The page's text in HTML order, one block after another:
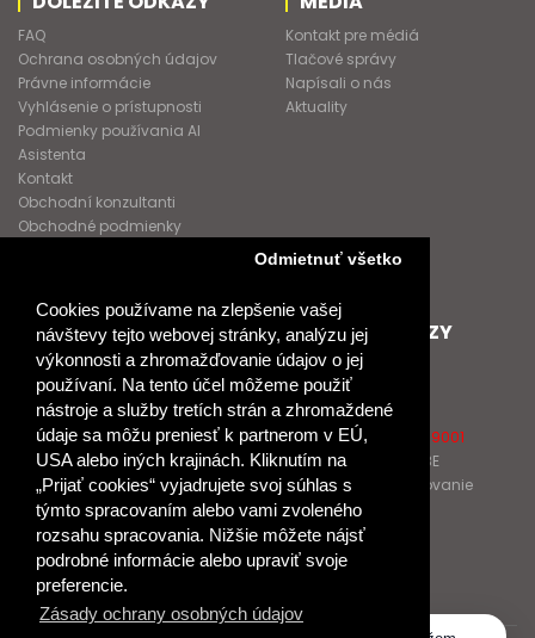
Cookies používame na zlepšenie vašej
návštevy tejto webovej stránky, analýzu jej
výkonnosti a zhromažďovanie údajov o jej
používaní. Na tento účel môžeme použiť
nástroje a služby tretích strán a zhromaždené
údaje sa môžu preniesť k partnerom v EÚ,
USA alebo iných krajinách. Kliknutím na
„Prijať cookies“ vyjadrujete svoj súhlas s
týmto spracovaním alebo vami zvoleného
rozsahu spracovania. Nižšie môžete nájsť
podrobné informácie alebo upraviť svoje
preferencie.
Zásady ochrany osobných údajov
Odmietnuť všetko
FAQ
Ochrana osobných údajov
Právne informácie
Vyhlásenie o prístupnosti
Podmienky používania AI
Asistenta
Kontakt
Obchodní konzultanti
Obchodné podmienky
Kontakt pre médiá
Tlačové správy
Napísali o nás
Aktuality
SPOLUPRACUJEME
Podporujeme
Naše projekty
Spolupracujeme
Pošlite nám správu
ĎALŠIE ODKAZY
O Raabe
O Klett
Naši autori
Certifikát kvality ISO 9001
Klientska zóna RAABE
Katalógy na prelistovanie
NÁKUP
Odstúpiť od zmluvy